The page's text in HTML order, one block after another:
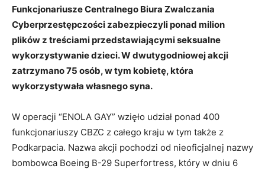
Funkcjonariusze Centralnego Biura Zwalczania
Cyberprzestępczości zabezpieczyli ponad milion
plików z treściami przedstawiającymi seksualne
wykorzystywanie dzieci. W dwutygodniowej akcji
zatrzymano 75 osób, w tym kobietę, która
wykorzystywała własnego syna.
W operacji “ENOLA GAY” wzięło udział ponad 400
funkcjonariuszy CBZC z całego kraju w tym także z
Podkarpacia. Nazwa akcji pochodzi od nieoficjalnej nazwy
bombowca Boeing B-29 Superfortress, który w dniu 6